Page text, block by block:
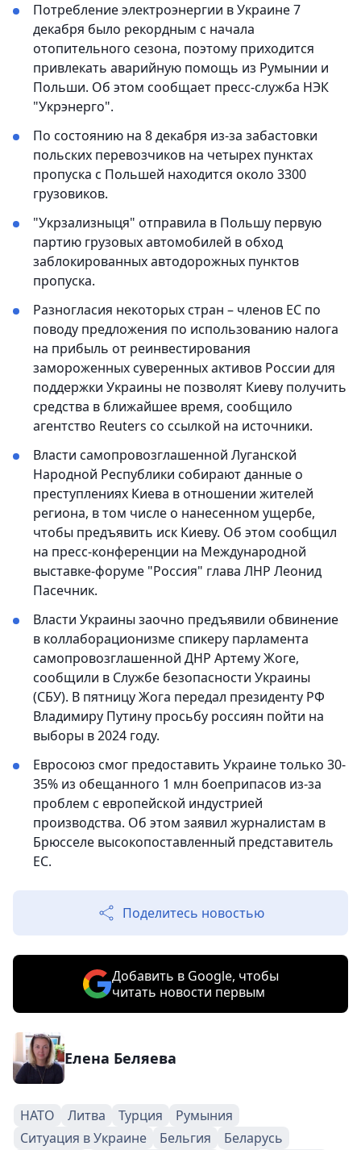
Потребление электроэнергии в Украине 7
декабря было рекордным с начала
отопительного сезона, поэтому приходится
привлекать аварийную помощь из Румынии и
Польши. Об этом сообщает пресс-служба НЭК
"Укрэнерго".
По состоянию на 8 декабря из-за забастовки
польских перевозчиков на четырех пунктах
пропуска с Польшей находится около 3300
грузовиков.
"Укрзализныця" отправила в Польшу первую
партию грузовых автомобилей в обход
заблокированных автодорожных пунктов
пропуска.
Разногласия некоторых стран – членов ЕС по
поводу предложения по использованию налога
на прибыль от реинвестирования
замороженных суверенных активов России для
поддержки Украины не позволят Киеву получить
средства в ближайшее время, сообщило
агентство Reuters со ссылкой на источники.
Власти самопровозглашенной Луганской
Народной Республики собирают данные о
преступлениях Киева в отношении жителей
региона, в том числе о нанесенном ущербе,
чтобы предъявить иск Киеву. Об этом сообщил
на пресс-конференции на Международной
выставке-форуме "Россия" глава ЛНР Леонид
Пасечник.
Власти Украины заочно предъявили обвинение
в коллаборационизме спикеру парламента
самопровозглашенной ДНР Артему Жоге,
сообщили в Службе безопасности Украины
(СБУ). В пятницу Жога передал президенту РФ
Владимиру Путину просьбу россиян пойти на
выборы в 2024 году.
Евросоюз смог предоставить Украине только 30-
35% из обещанного 1 млн боеприпасов из-за
проблем с европейской индустрией
производства. Об этом заявил журналистам в
Брюсселе высокопоставленный представитель
ЕС.
Поделитесь новостью
Добавить в Google, чтобы
читать новости первым
Елена Беляева
НАТО Литва Турция
Румыния
Ситуация в Украине
Бельгия Беларусь